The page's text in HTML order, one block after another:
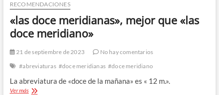
RECOMENDACIONES
«las doce meridianas», mejor que «las
doce meridiano»
21 de septiembre de 2023
No hay comentarios
#abreviaturas #doce meridianas #doce meridiano
La abreviatura de «doce de la mañana» es « 12 m.».
Ver más«las